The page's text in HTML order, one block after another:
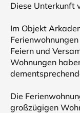
Diese Unterkunft
Im Objekt
Feiern und
Wohnungen
Die
großzügigen